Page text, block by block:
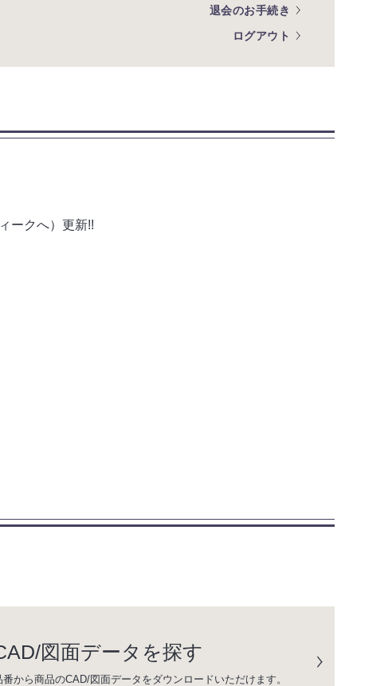
退会のお手続き
ログアウト
ークへ）更新!!
図面データを探す
番から商品のCAD/図面データをダウンロードいただけます。